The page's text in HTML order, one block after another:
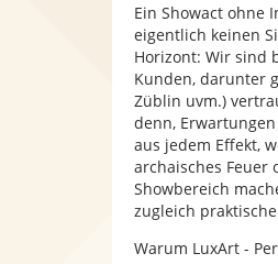
Ein Showact ohne
eigentlich keinen
Horizont: Wir sind
Kunden, darunter
Züblin uvm.)
denn,
aus jedem Effekt,
archaisches Feuer
Showbereich
zugleich
Warum LuxArt -